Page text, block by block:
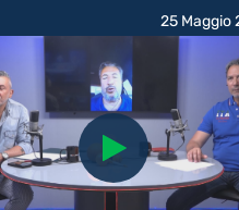
25 Maggio